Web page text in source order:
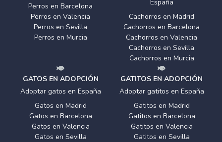
Perros en Barcelona
Perros en Valencia
Perros en Sevilla
Perros en Murcia
España
Cachorros en Madrid
Cachorros en Barcelona
Cachorros en Valencia
Cachorros en Sevilla
Cachorros en Murcia
GATOS EN ADOPCIÓN
Adoptar gatos en España
Gatos en Madrid
Gatos en Barcelona
Gatos en Valencia
Gatos en Sevilla
GATITOS EN ADOPCIÓN
Adoptar gatitos en España
Gatitos en Madrid
Gatitos en Barcelona
Gatitos en Valencia
Gatitos en Sevilla